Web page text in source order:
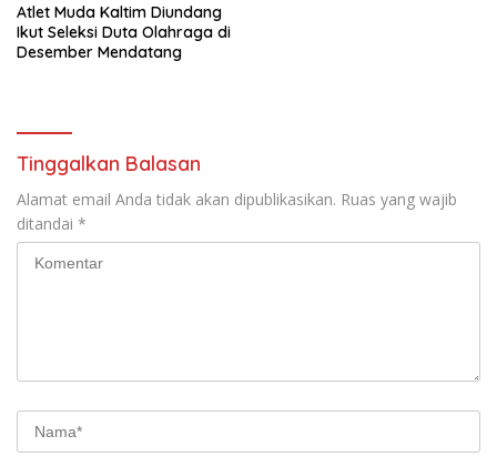
Atlet Muda Kaltim Diundang
Ikut Seleksi Duta Olahraga di
Desember Mendatang
Tinggalkan Balasan
Alamat email Anda tidak akan dipublikasikan. Ruas yang wajib
ditandai *